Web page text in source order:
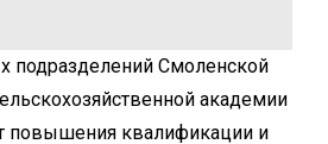
подразделений Смоленской
академии
повышения квалификации и